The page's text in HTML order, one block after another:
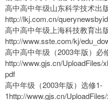
高中高中年级山东科学技术出
http://lkj.com.cn/
高中高中年级上海科技教育出
http://www.sste.com/kj/
高中高中年级（2003年版）必
http://www.gjs.cn/UploadFiles/
pdf
高中年级（2003年版）选修1-
1http://www.gjs.cn/